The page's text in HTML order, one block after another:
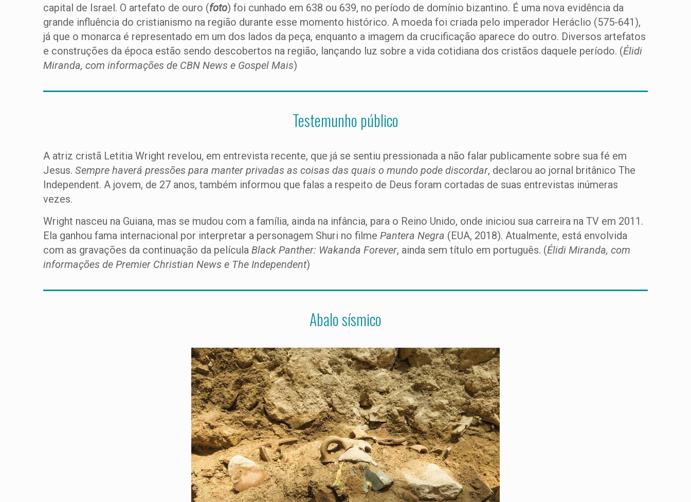
capital de Israel. O artefato de ouro (foto) foi cunhado em 638 ou 639, no período de domínio bizantino. É uma nova evidência da
grande influência do cristianismo na região durante esse momento histórico. A moeda foi criada pelo imperador Heráclio (575-641),
já que o monarca é representado em um dos lados da peça, enquanto a imagem da crucificação aparece do outro. Diversos artefatos
e construções da época estão sendo descobertos na região, lançando luz sobre a vida cotidiana dos cristãos daquele período. (Élidi
Miranda, com informações de CBN News e Gospel Mais)
Testemunho público
A atriz cristã Letitia Wright revelou, em entrevista recente, que já se sentiu pressionada a não falar publicamente sobre sua fé em
Jesus. Sempre haverá pressões para manter privadas as coisas das quais o mundo pode discordar, declarou ao jornal britânico The
Independent. A jovem, de 27 anos, também informou que falas a respeito de Deus foram cortadas de suas entrevistas inúmeras
vezes.
Wright nasceu na Guiana, mas se mudou com a família, ainda na infância, para o Reino Unido, onde iniciou sua carreira na TV em 2011.
Ela ganhou fama internacional por interpretar a personagem Shuri no filme Pantera Negra (EUA, 2018). Atualmente, está envolvida
com as gravações da continuação da película Black Panther: Wakanda Forever, ainda sem título em português. (Élidi Miranda, com
informações de Premier Christian News e The Independent)
Abalo sísmico